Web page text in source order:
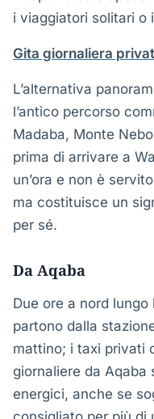
i viaggiatori solitari o
Gita giornaliera
L’alternativa
l’antico percorso
Madaba, Monte
prima di arrivare a
un’ora e non è
ma costituisce un
per sé.
Da Aqaba
Due ore a nord
partono dalla
mattino; i taxi privati
giornaliere da
energici, anche se